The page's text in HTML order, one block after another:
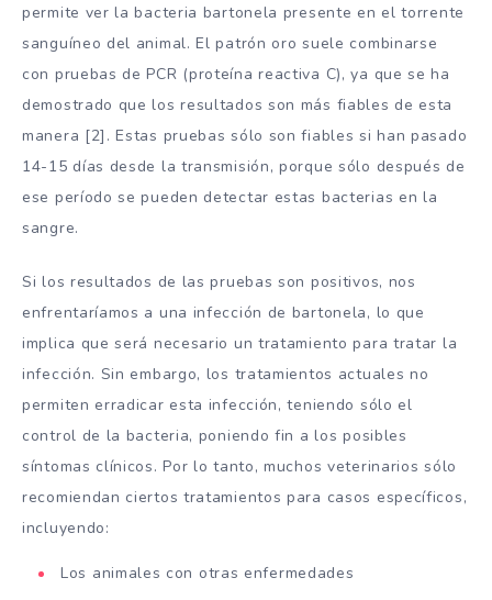
permite ver la bacteria bartonela presente en el torrente
sanguíneo del animal. El patrón oro suele combinarse
con pruebas de PCR (proteína reactiva C), ya que se ha
demostrado que los resultados son más fiables de esta
manera [2]. Estas pruebas sólo son fiables si han pasado
14-15 días desde la transmisión, porque sólo después de
ese período se pueden detectar estas bacterias en la
sangre.
Si los resultados de las pruebas son positivos, nos
enfrentaríamos a una infección de bartonela, lo que
implica que será necesario un tratamiento para tratar la
infección. Sin embargo, los tratamientos actuales no
permiten erradicar esta infección, teniendo sólo el
control de la bacteria, poniendo fin a los posibles
síntomas clínicos. Por lo tanto, muchos veterinarios sólo
recomiendan ciertos tratamientos para casos específicos,
incluyendo:
Los animales con otras enfermedades